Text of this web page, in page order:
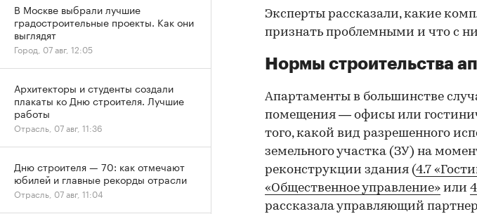
Эксперты рассказали, какие
признать проблемными и что с
Нормы строительства
Апартаменты в большинстве
помещения — офисы или
того, какой вид разрешенного
земельного участка (ЗУ) на
реконструкции здания (4.7
«Общественное управление» или
рассказала управляющий
В Москве выбрали лучшие
градостроительные проекты. Как они
выглядят
Город, 07 авг, 12:05
Архитекторы и студенты создали
плакаты ко Дню строителя. Лучшие
работы
Отрасль, 07 авг, 11:36
Дню строителя — 70: как отмечают
юбилей и главные рекорды отрасли
Отрасль, 07 авг, 11:04